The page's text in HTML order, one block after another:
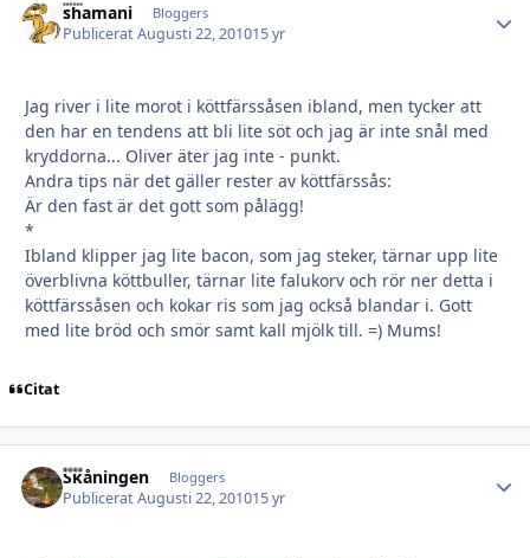
shamani Bloggers
PubliceratAugusti 22, 201015 yr
Jag river i lite morot i köttfärssåsen ibland, men tycker att
den har en tendens att bli lite söt och jag är inte snål med
kryddorna... Oliver äter jag inte - punkt.
Andra tips när det gäller rester av köttfärssås:
Är den fast är det gott som pålägg!
*
Ibland klipper jag lite bacon, som jag steker, tärnar upp lite
överblivna köttbuller, tärnar lite falukorv och rör ner detta i
köttfärssåsen och kokar ris som jag också blandar i. Gott
med lite bröd och smör samt kall mjölk till. =) Mums!
Citat
Skåningen Bloggers
PubliceratAugusti 22, 201015 yr